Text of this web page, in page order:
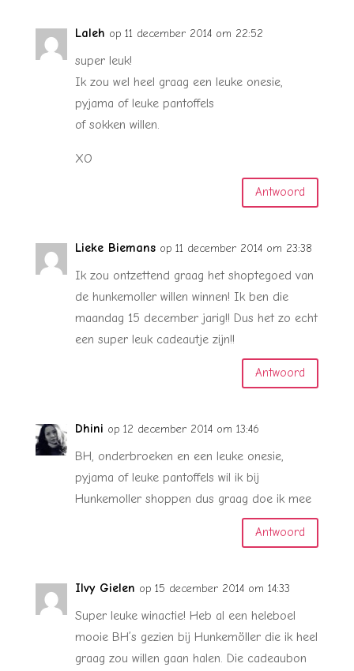
Laleh op 11 december 2014 om 22:52
super leuk!
Ik zou wel heel graag een leuke onesie,
pyjama of leuke pantoffels
of sokken willen.
XO
Antwoord
Lieke Biemans op 11 december 2014 om 23:38
Ik zou ontzettend graag het shoptegoed van
de hunkemoller willen winnen! Ik ben die
maandag 15 december jarig!! Dus het zo echt
een super leuk cadeautje zijn!!
Antwoord
Dhini op 12 december 2014 om 13:46
BH, onderbroeken en een leuke onesie,
pyjama of leuke pantoffels wil ik bij
Hunkemoller shoppen dus graag doe ik mee
Antwoord
Ilvy Gielen op 15 december 2014 om 14:33
Super leuke winactie! Heb al een heleboel
mooie BH’s gezien bij Hunkemöller die ik heel
graag zou willen gaan halen. Die cadeaubon